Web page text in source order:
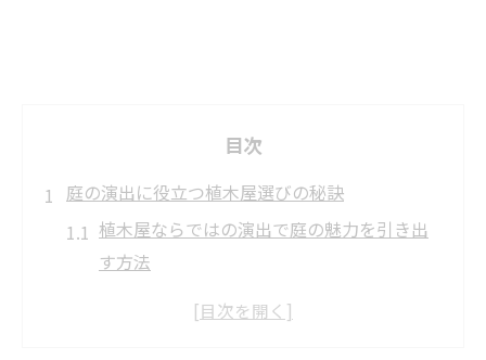
目次
庭の演出に役立つ植木屋選びの秘訣
植木屋ならではの演出で庭の魅力を引き出
す方法
信頼できる植木屋選びで失敗しないコツを